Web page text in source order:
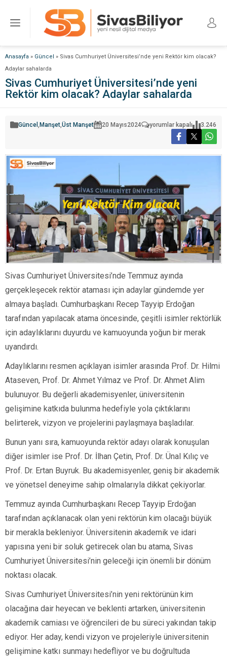
Anasayfa » Güncel » Sivas Cumhuriyet Üniversitesi’nde yeni Rektör kim olacak?
Adaylar sahalarda
Sivas Cumhuriyet Üniversitesi’nde yeni
Rektör kim olacak? Adaylar sahalarda
Güncel , Manşet,Üst Manşet 20 Mayıs2024
Sivas
Cumhuriyet
Üniversitesi’nde
Rektör
Adaylar
sahalarda
için
yorumlar kapalı 3.246
Sivas Cumhuriyet Üniversitesi’nde Temmuz ayında
gerçekleşecek rektör ataması için adaylar gündemde yer
almaya başladı. Cumhurbaşkanı Recep Tayyip Erdoğan
tarafından yapılacak atama öncesinde, çeşitli isimler rektörlük
için adaylıklarını duyurdu ve kamuoyunda yoğun bir merak
uyandırdı.
Adaylıklarını resmen açıklayan isimler arasında Prof. Dr. Hilmi
Ataseven, Prof. Dr. Ahmet Yılmaz ve Prof. Dr. Ahmet Alim
bulunuyor. Bu değerli akademisyenler, üniversitenin
gelişimine katkıda bulunma hedefiyle yola çıktıklarını
belirterek, vizyon ve projelerini paylaşmaya başladılar.
Bunun yanı sıra, kamuoyunda rektör adayı olarak konuşulan
diğer isimler ise Prof. Dr. İlhan Çetin, Prof. Dr. Ünal Kılıç ve
Prof. Dr. Ertan Buyruk. Bu akademisyenler, geniş bir akademik
ve yönetsel deneyime sahip olmalarıyla dikkat çekiyorlar.
Temmuz ayında Cumhurbaşkanı Recep Tayyip Erdoğan
tarafından açıklanacak olan yeni rektörün kim olacağı büyük
bir merakla bekleniyor. Üniversitenin akademik ve idari
yapısına yeni bir soluk getirecek olan bu atama, Sivas
Cumhuriyet Üniversitesi’nin geleceği için önemli bir dönüm
noktası olacak.
Sivas Cumhuriyet Üniversitesi’nin yeni rektörünün kim
olacağına dair heyecan ve beklenti artarken, üniversitenin
akademik camiası ve öğrencileri de bu süreci yakından takip
ediyor. Her aday, kendi vizyon ve projeleriyle üniversitenin
gelişimine katkı sunmayı hedefliyor ve bu doğrultuda